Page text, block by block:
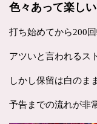
色々あって楽し
打ち始めてから200回
アツいと言われるス
しかし保留は白のま
予告までの流れが非